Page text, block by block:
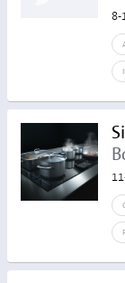
8-